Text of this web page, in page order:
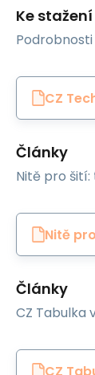
Ke stažení
CZ
Články
Nitě pro
Nitě
Články
CZ Tabulka